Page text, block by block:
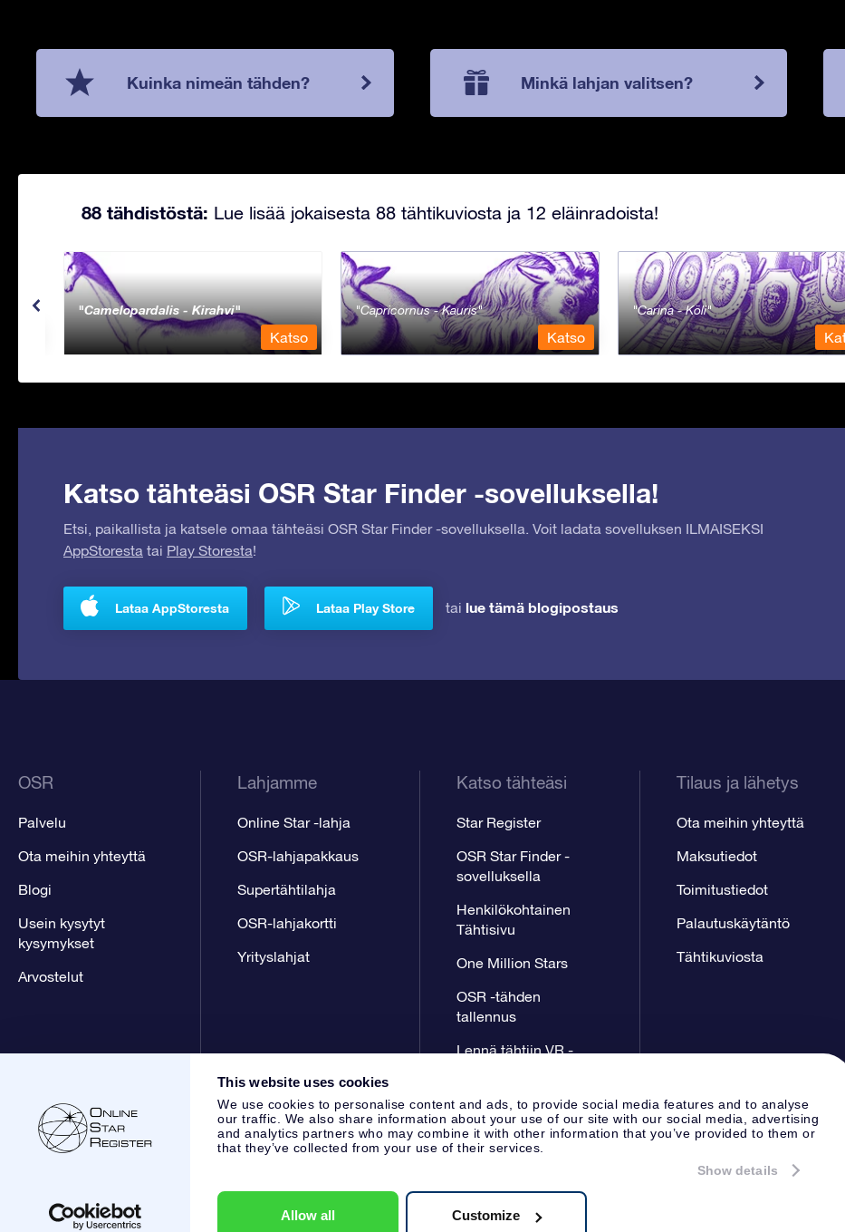
This website uses cookies
We use cookies to personalise content and ads, to provide social media features and to analyse
our traffic. We also share information about your use of our site with our social media, advertising
and analytics partners who may combine it with other information that you’ve provided to them or
that they’ve collected from your use of their services.
Show details
Allow all Customize
Kuinka nimeän tähden? Minkä lahjan valitsen?
88 tähdistöstä: Lue lisää jokaisesta 88 tähtikuviosta ja 12 eläinradoista!
Camelopardalis - Kirahvi
Katso
Capricornus - Kauris
Katso
Carina - Köli
Katso tähteäsi OSR Star Finder -sovelluksella!
Etsi, paikallista ja katsele omaa tähteäsi OSR Star Finder -sovelluksella. Voit ladata sovelluksen ILMAISEKSI
AppStoresta tai Play Storesta!
Lataa AppStoresta Lataa Play Store tai lue tämä blogipostaus
OSR
Palvelu
Ota meihin yhteyttä
Blogi
Usein kysytyt
kysymykset
Arvostelut
Lahjamme
Online Star -lahja
OSR-lahjapakkaus
Supertähtilahja
OSR-lahjakortti
Yrityslahjat
Katso tähteäsi
Star Register
OSR Star Finder -
sovelluksella
Henkilökohtainen
Tähtisivu
One Million Stars
OSR -tähden
tallennus
Lennä tähtiin VR -
Tilaus ja lähetys
Ota meihin yhteyttä
Maksutiedot
Toimitustiedot
Palautuskäytäntö
Tähtikuviosta
Asiakaspalvelu:help@osr.org KVK: 60333553, VAT: NL 8538.62.722B01
Tietosuoja ja